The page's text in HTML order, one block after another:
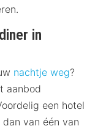
in
nachtje weg?
aanbod
een hotel
van één van